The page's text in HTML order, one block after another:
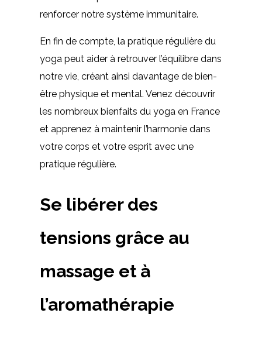
renforcer notre système immunitaire.
En fin de compte, la pratique régulière du
yoga peut aider à retrouver l’équilibre dans
notre vie, créant ainsi davantage de bien-
être physique et mental. Venez découvrir
les nombreux bienfaits du yoga en France
et apprenez à maintenir l’harmonie dans
votre corps et votre esprit avec une
pratique régulière.
Se libérer des
tensions grâce au
massage et à
l’aromathérapie